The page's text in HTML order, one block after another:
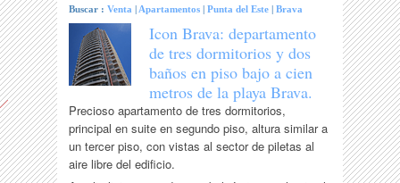
Buscar :Venta |Apartamentos |Punta del Este |Brava
Icon Brava: departamento
de tres dormitorios y dos
baños en piso bajo a cien
metros de la playa Brava.
Precioso apartamento de tres dormitorios,
principal en suite en segundo piso, altura similar a
un tercer piso, con vistas al sector de piletas al
aire libre del edificio.